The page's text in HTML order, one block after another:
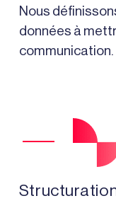
Nous
données à
communication.